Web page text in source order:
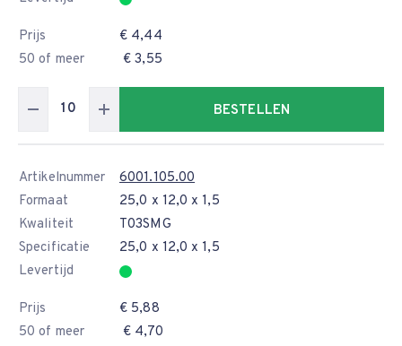
Prijs
€ 4,44
50 of meer
€ 3,55
BESTELLEN
Artikelnummer
6001.105.00
Formaat
25,0 x 12,0 x 1,5
Kwaliteit
T03SMG
Specificatie
25,0 x 12,0 x 1,5
Levertijd
Prijs
€ 5,88
50 of meer
€ 4,70